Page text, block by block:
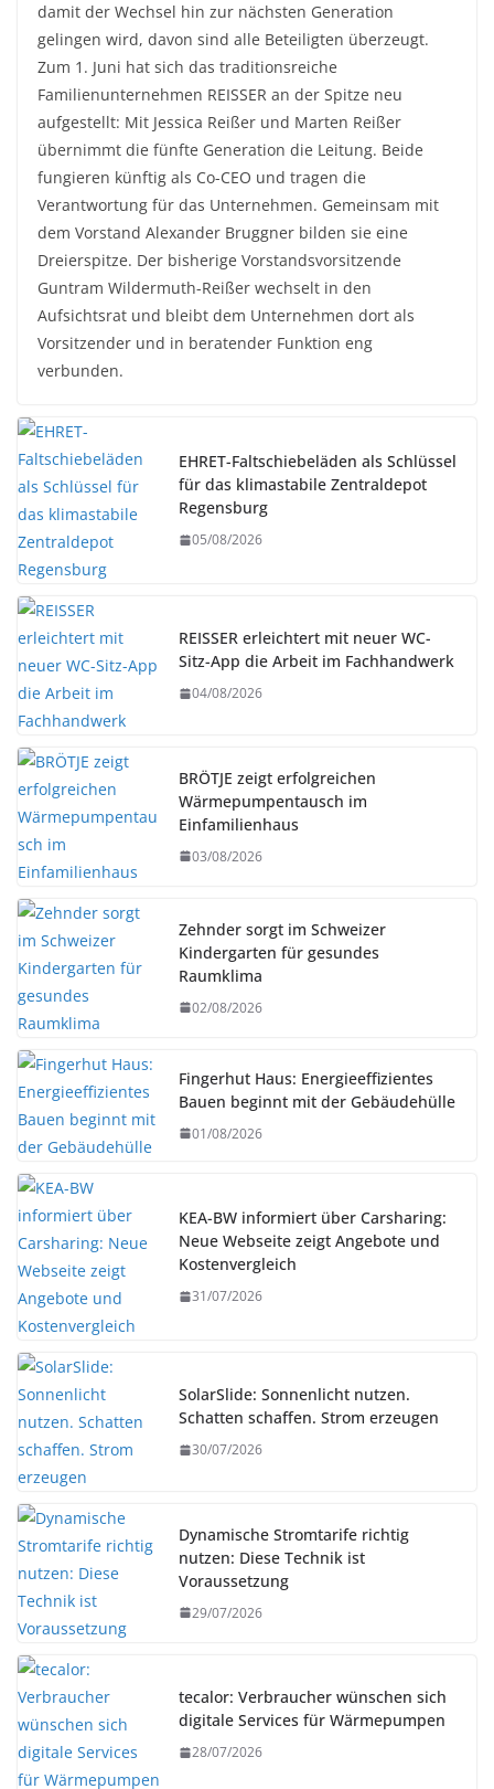
damit der Wechsel hin zur nächsten Generation
gelingen wird, davon sind alle Beteiligten überzeugt.
Zum 1. Juni hat sich das traditionsreiche
Familienunternehmen REISSER an der Spitze neu
aufgestellt: Mit Jessica Reißer und Marten Reißer
übernimmt die fünfte Generation die Leitung. Beide
fungieren künftig als Co-CEO und tragen die
Verantwortung für das Unternehmen. Gemeinsam mit
dem Vorstand Alexander Bruggner bilden sie eine
Dreierspitze. Der bisherige Vorstandsvorsitzende
Guntram Wildermuth-Reißer wechselt in den
Aufsichtsrat und bleibt dem Unternehmen dort als
Vorsitzender und in beratender Funktion eng
verbunden.
EHRET-Faltschiebeläden als Schlüssel
für das klimastabile Zentraldepot
Regensburg
05/08/2026
REISSER erleichtert mit neuer WC-
Sitz-App die Arbeit im Fachhandwerk
04/08/2026
BRÖTJE zeigt erfolgreichen
Wärmepumpentausch im
Einfamilienhaus
03/08/2026
Zehnder sorgt im Schweizer
Kindergarten für gesundes
Raumklima
02/08/2026
Fingerhut Haus: Energieeffizientes
Bauen beginnt mit der Gebäudehülle
01/08/2026
KEA-BW informiert über Carsharing:
Neue Webseite zeigt Angebote und
Kostenvergleich
31/07/2026
SolarSlide: Sonnenlicht nutzen.
Schatten schaffen. Strom erzeugen
30/07/2026
Dynamische Stromtarife richtig
nutzen: Diese Technik ist
Voraussetzung
29/07/2026
tecalor: Verbraucher wünschen sich
digitale Services für Wärmepumpen
28/07/2026